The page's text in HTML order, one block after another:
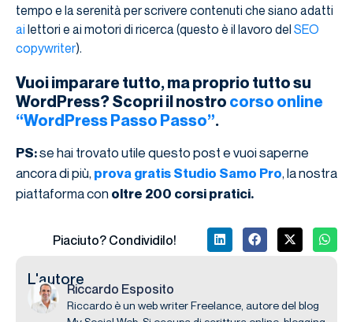
tempo e la serenità per scrivere contenuti che siano adatti
ai lettori e ai motori di ricerca (questo è il lavoro del SEO
copywriter).
Vuoi imparare tutto, ma proprio tutto su
WordPress? Scopri il nostro corso online
“WordPress Passo Passo”.
PS:se hai trovato utile questo post e vuoi saperne
ancora di più, prova gratis Studio Samo Pro, la nostra
piattaforma con oltre 200 corsi pratici.
Piaciuto? Condividilo!
L'autore
Riccardo Esposito
Riccardo è un web writer Freelance, autore del blog